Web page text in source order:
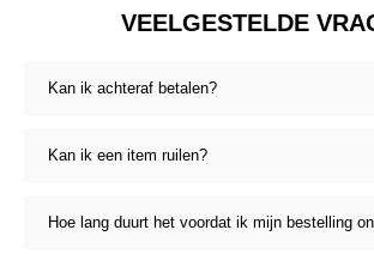
VEELGESTELDE
Kan ik achteraf betalen?
Kan ik een item ruilen?
Hoe lang duurt het voordat ik mijn bestelling